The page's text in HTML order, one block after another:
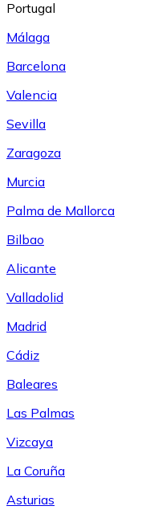
Portugal
Málaga
Barcelona
Valencia
Sevilla
Zaragoza
Murcia
Palma de Mallorca
Bilbao
Alicante
Valladolid
Madrid
Cádiz
Baleares
Las Palmas
Vizcaya
La Coruña
Asturias